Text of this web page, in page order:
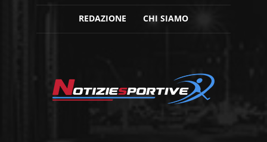
REDAZIONE CHI SIAMO